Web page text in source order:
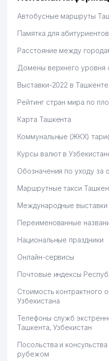
Автобусные маршруты
Памятка для абитуриентов
Расстояние между
Домены верхнего уровня
Выставки-2022 в
Рейтинг стран мира по
Карта Ташкента
Коммунальные (ЖКХ)
Курсы валют в
Обозначения по уходу за
Маршрутные такси
Международные выставки
Переименованные
Национальные праздники
Онлайн-сервисы
Почтовые индексы
Стоимость контрактного
Узбекистана
Телефоны служб
Ташкента, Узбекистан
Посольства и
рубежом